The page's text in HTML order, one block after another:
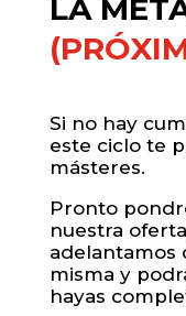
LA
Si no hay
este ciclo te
másteres.
Pronto
nuestra
adelantamos
misma y
hayas